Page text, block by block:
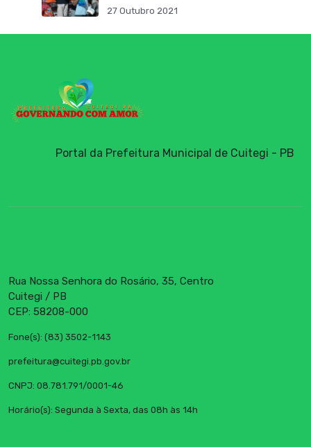
27 Outubro 2021
Portal da Prefeitura Municipal de Cuitegi - PB
Rua Nossa Senhora do Rosário, 35, Centro
Cuitegi / PB
CEP: 58208-000
Fone(s): (83) 3502-1143
prefeitura@cuitegi.pb.gov.br
CNPJ: 08.781.791/0001-46
Horário(s): Segunda à Sexta, das 08h às 14h